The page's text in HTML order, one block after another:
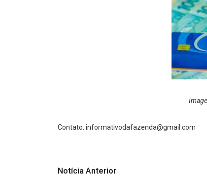
Contato: informativodafazenda@gmail.com
Notícia Anterior